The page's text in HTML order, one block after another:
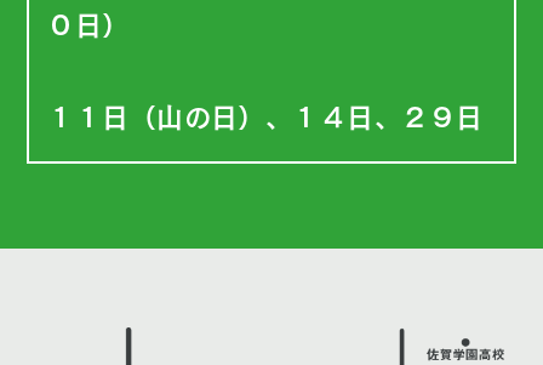
０日）
１１日（山の日）、１４日、２９日